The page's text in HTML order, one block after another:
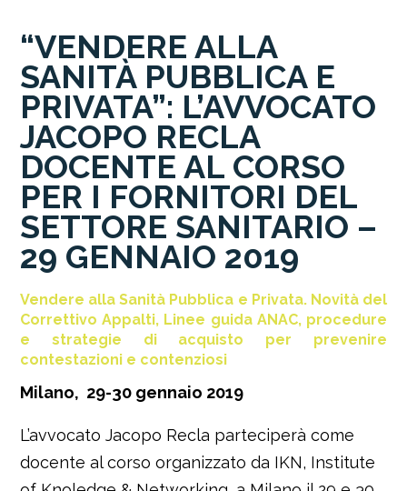
“VENDERE ALLA
SANITÀ PUBBLICA E
PRIVATA”: L’AVVOCATO
JACOPO RECLA
DOCENTE AL CORSO
PER I FORNITORI DEL
SETTORE SANITARIO –
29 GENNAIO 2019
Vendere alla Sanità Pubblica e Privata. Novità del
Correttivo Appalti, Linee guida ANAC, procedure
e strategie di acquisto per prevenire
contestazioni e contenziosi
Milano, 29-30 gennaio 2019
L’avvocato Jacopo Recla parteciperà come
docente al corso organizzato da IKN, Institute